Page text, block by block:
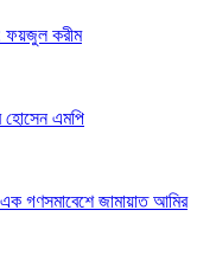
ফয়জুল করীম
হোসেন এমপি
গণসমাবেশে জামায়াত আমির